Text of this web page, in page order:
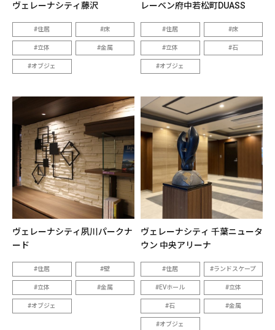
ヴェレーナシティ藤沢
住居 床
立体 金属
オブジェ
レーベン府中若松町DUASS
住居 床
立体 石
オブジェ
ヴェレーナシティ夙川パークナ
ード
住居 壁
立体 金属
オブジェ
ヴェレーナシティ 千葉ニュータ
ウン 中央アリーナ
住居 ランドスケープ
EVホール 立体
石 金属
オブジェ